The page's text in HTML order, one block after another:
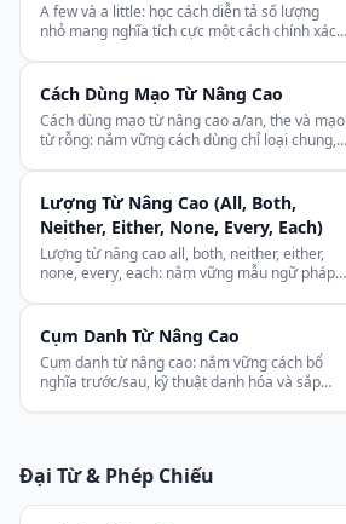
A few và a little: học cách diễn tả số lượng
nhỏ mang nghĩa tích cực một cách chính xác
Cách Dùng Mạo Từ Nâng Cao
Cách dùng mạo từ nâng cao a/an, the và mạo
từ rỗng: nắm vững cách dùng chỉ loại chung,
Lượng Từ Nâng Cao (All, Both,
Neither, Either, None, Every, Each)
Lượng từ nâng cao all, both, neither, either,
none, every, each: nắm vững mẫu ngữ pháp
Cụm Danh Từ Nâng Cao
Cụm danh từ nâng cao: nắm vững cách bổ
nghĩa trước/sau, kỹ thuật danh hóa và sắp
Đại Từ & Phép Chiếu